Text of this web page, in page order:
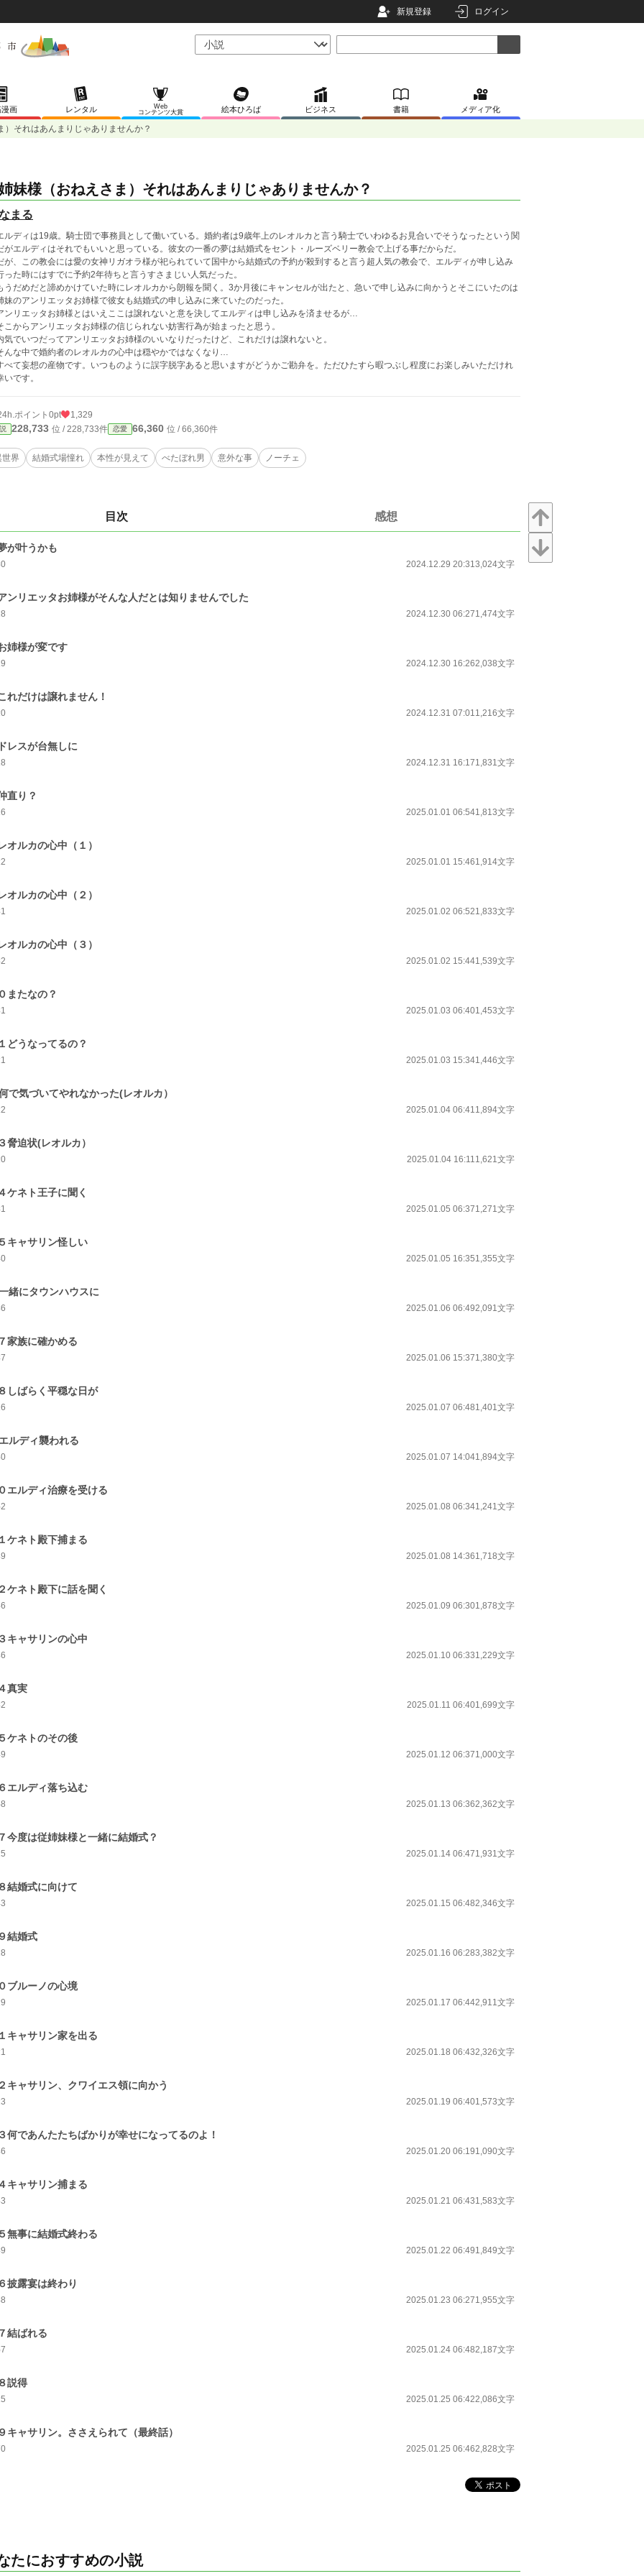
新規登録 ログイン
画 レンタル
Web
コンテンツ大賞
絵本ひろば ビジネス 書籍 メディア化
）それはあんまりじゃありませんか？
妹様（おねえさま）それはあんまりじゃありませんか？
まる
ディは19歳。騎士団で事務員として働いている。婚約者は9歳年上のレオルカと言う騎士でいわゆるお見合いでそうなったという関
がエルディはそれでもいいと思っている。彼女の一番の夢は結婚式をセント・ルーズベリー教会で上げる事だからだ。
、この教会には愛の女神リガオラ様が祀られていて国中から結婚式の予約が殺到すると言う超人気の教会で、エルディが申し込み
った時にはすでに予約2年待ちと言うすさまじい人気だった。
だめだと諦めかけていた時にレオルカから朗報を聞く。3か月後にキャンセルが出たと、急いで申し込みに向かうとそこにいたのは
妹のアンリエッタお姉様で彼女も結婚式の申し込みに来ていたのだった。
リエッタお姉様とはいえここは譲れないと意を決してエルディは申し込みを済ませるが…
からアンリエッタお姉様の信じられない妨害行為が始まったと思う。
でいつだってアンリエッタお姉様のいいなりだったけど、これだけは譲れないと。
な中で婚約者のレオルカの心中は穏やかではなくなり…
て妄想の産物です。いつものように誤字脱字あると思いますがどうかご勘弁を。ただひたすら暇つぶし程度にお楽しみいただけれ
いです。
ポイント 0pt 1,329
228,733 位 / 228,733件 恋愛 66,360 位 / 66,360件
世界 結婚式場憧れ 本性が見えて べたぼれ男 意外な事 ノーチェ
目次 感想
が叶うかも
2024.12.29 20:313,024文字
ンリエッタお姉様がそんな人だとは知りませんでした
2024.12.30 06:271,474文字
姉様が変です
2024.12.30 16:262,038文字
れだけは譲れません！
2024.12.31 07:011,216文字
レスが台無しに
2024.12.31 16:171,831文字
直り？
2025.01.01 06:541,813文字
オルカの心中（１）
2025.01.01 15:461,914文字
オルカの心中（２）
2025.01.02 06:521,833文字
オルカの心中（３）
2025.01.02 15:441,539文字
またなの？
2025.01.03 06:401,453文字
どうなってるの？
2025.01.03 15:341,446文字
で気づいてやれなかった(レオルカ）
2025.01.04 06:411,894文字
脅迫状(レオルカ）
2025.01.04 16:111,621文字
ケネト王子に聞く
2025.01.05 06:371,271文字
キャサリン怪しい
2025.01.05 16:351,355文字
緒にタウンハウスに
2025.01.06 06:492,091文字
家族に確かめる
2025.01.06 15:371,380文字
しばらく平穏な日が
2025.01.07 06:481,401文字
ルディ襲われる
2025.01.07 14:041,894文字
エルディ治療を受ける
2025.01.08 06:341,241文字
ケネト殿下捕まる
2025.01.08 14:361,718文字
ケネト殿下に話を聞く
2025.01.09 06:301,878文字
キャサリンの心中
2025.01.10 06:331,229文字
真実
2025.01.11 06:401,699文字
ケネトのその後
2025.01.12 06:371,000文字
エルディ落ち込む
2025.01.13 06:362,362文字
今度は従姉妹様と一緒に結婚式？
2025.01.14 06:471,931文字
結婚式に向けて
2025.01.15 06:482,346文字
結婚式
2025.01.16 06:283,382文字
ブルーノの心境
2025.01.17 06:442,911文字
キャサリン家を出る
2025.01.18 06:432,326文字
キャサリン、クワイエス領に向かう
2025.01.19 06:401,573文字
何であんたたちばかりが幸せになってるのよ！
2025.01.20 06:191,090文字
キャサリン捕まる
2025.01.21 06:431,583文字
無事に結婚式終わる
2025.01.22 06:491,849文字
披露宴は終わり
2025.01.23 06:271,955文字
結ばれる
2025.01.24 06:482,187文字
説得
2025.01.25 06:422,086文字
キャサリン。ささえられて（最終話）
2025.01.25 06:462,828文字
たにおすすめの小説